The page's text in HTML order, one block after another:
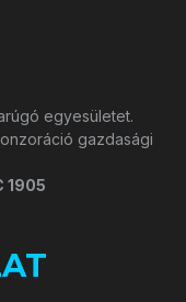
egyesületet.
gazdasági
1905